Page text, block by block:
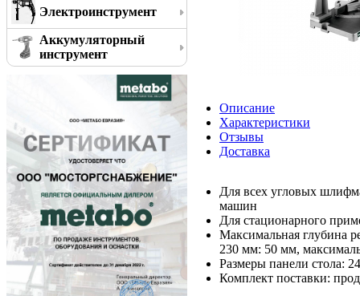
Электроинструмент
Аккумуляторный
инструмент
Описание
Характеристики
Отзывы
Доставка
Для всех угловых
машин
Для стационарного
Максимальная глубина
230 мм: 50 мм,
Размеры панели стола:
Комплект поставки: